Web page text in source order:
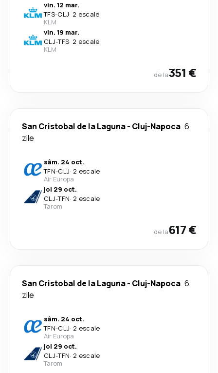
vin. 12 mar.
TFS-CLJ· 2 escale
KLM
vin. 19 mar.
CLJ-TFS· 2 escale
KLM
de la351 €
San Cristobal de la Laguna- Cluj-Napoca 6
zile
sâm. 24 oct.
TFN-CLJ· 2 escale
Air Europa
joi 29 oct.
CLJ-TFN· 2 escale
Tarom
de la617 €
San Cristobal de la Laguna- Cluj-Napoca 6
zile
sâm. 24 oct.
TFN-CLJ· 2 escale
Air Europa
joi 29 oct.
CLJ-TFN· 2 escale
Tarom